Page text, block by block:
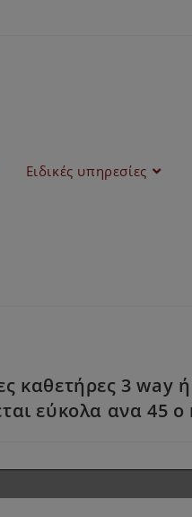
Ειδικές υπηρεσίες
καθετήρες 3 way
εύκολα ανα 45 ο